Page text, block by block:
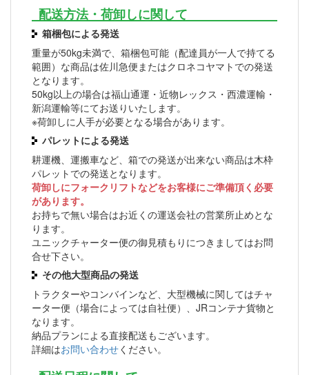
配送方法・荷卸しに関して
箱梱包による発送
重量が50kg未満で、箱梱包可能（配達員が一人で持てる
範囲）な商品は佐川急便またはクロネコヤマトでの発送
となります。
50kg以上の場合は福山通運・近物レックス・西濃運輸・
新潟運輸等にてお送りいたします。
※荷卸しに人手が必要となる場合があります。
パレットによる発送
耕運機、運搬車など、箱での発送が出来ない商品は木枠
パレットでの発送となります。
荷卸しにフォークリフトなどをお客様にご準備頂く必要
があります。
お持ちで無い場合はお近くの運送会社の営業所止めとな
ります。
ユニックチャーター便の御見積もりにつきましてはお問
合せ下さい。
その他大型商品の発送
トラクターやコンバインなど、大型機械に関してはチャ
ーター便（場合によっては自社便）、JRコンテナ貨物と
なります。
納品プランによる直接配送もございます。
詳細はお問い合わせください。